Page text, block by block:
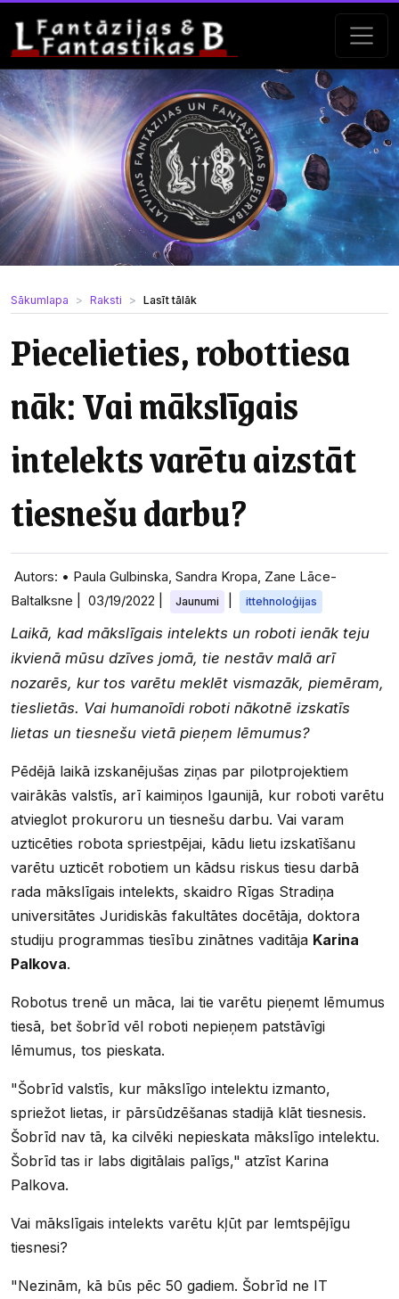
Sākumlapa Raksti Lasīt tālāk
Piecelieties, robottiesa
nāk: Vai mākslīgais
intelekts varētu aizstāt
tiesnešu darbu?
Autors: • Paula Gulbinska, Sandra Kropa, Zane Lāce-
Baltalksne |
03/19/2022 Jaunumi ittehnoloģijas
Laikā, kad mākslīgais intelekts un roboti ienāk teju
ikvienā mūsu dzīves jomā, tie nestāv malā arī
nozarēs, kur tos varētu meklēt vismazāk, piemēram,
tieslietās. Vai humanoīdi roboti nākotnē izskatīs
lietas un tiesnešu vietā pieņem lēmumus?
Pēdējā laikā izskanējušas ziņas par pilotprojektiem
vairākās valstīs, arī kaimiņos Igaunijā, kur roboti varētu
atvieglot prokuroru un tiesnešu darbu. Vai varam
uzticēties robota spriestpējai, kādu lietu izskatīšanu
varētu uzticēt robotiem un kādsu riskus tiesu darbā
rada mākslīgais intelekts, skaidro Rīgas Stradiņa
universitātes Juridiskās fakultātes docētāja, doktora
studiju programmas tiesību zinātnes vaditāja Karina
Palkova.
Robotus trenē un māca, lai tie varētu pieņemt lēmumus
tiesā, bet šobrīd vēl roboti nepieņem patstāvīgi
lēmumus, tos pieskata.
"Šobrīd valstīs, kur mākslīgo intelektu izmanto,
spriežot lietas, ir pārsūdzēšanas stadijā klāt tiesnesis.
Šobrīd nav tā, ka cilvēki nepieskata mākslīgo intelektu.
Šobrīd tas ir labs digitālais palīgs," atzīst Karina
Palkova.
Vai mākslīgais intelekts varētu kļūt par lemtspējīgu
tiesnesi?
"Nezinām, kā būs pēc 50 gadiem. Šobrīd ne IT